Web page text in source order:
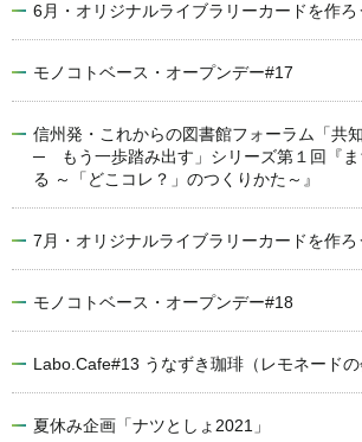
6月・オリジナルライブラリーカードを作ろ
モノコトベース・オープンデー#17
信州発・これからの図書館フォーラム「共
─ もう一歩踏み出す」シリーズ第１回『ま
る ～「どこコレ？」のつくりかた～』
7月・オリジナルライブラリーカードを作ろ
モノコトベース・オープンデー#18
Labo.Cafe#13 うなずき珈琲（レモネードの
夏休み企画「ナツとしょ2021」